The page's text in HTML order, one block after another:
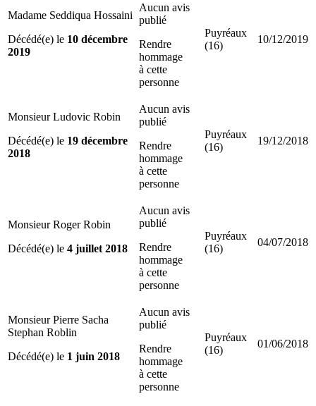
Madame Seddiqua Hossaini
Décédé(e) le 10 décembre
2019
Aucun avis
publié
Rendre
hommage
à cette
personne
Puyréaux
(16)
10/12/2019
Monsieur Ludovic Robin
Décédé(e) le 19 décembre
2018
Aucun avis
publié
Rendre
hommage
à cette
personne
Puyréaux
(16)
19/12/2018
Monsieur Roger Robin
Décédé(e) le 4 juillet 2018
Aucun avis
publié
Rendre
hommage
à cette
personne
Puyréaux
(16)
04/07/2018
Monsieur Pierre Sacha
Stephan Roblin
Décédé(e) le 1 juin 2018
Aucun avis
publié
Rendre
hommage
à cette
personne
Puyréaux
(16)
01/06/2018